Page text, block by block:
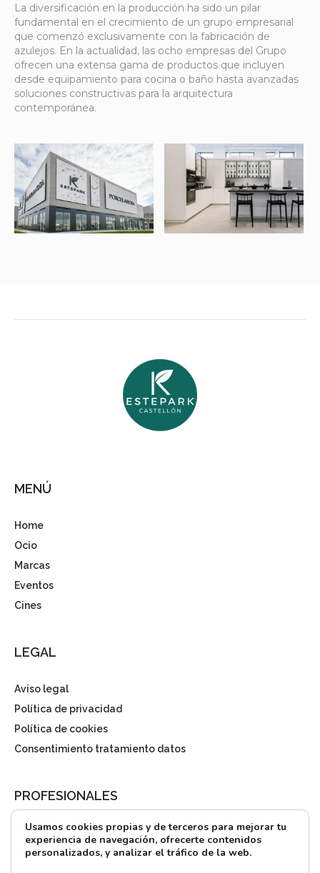
La diversificación en la producción ha sido un pilar
fundamental en el crecimiento de un grupo empresarial
que comenzó exclusivamente con la fabricación de
azulejos. En la actualidad, las ocho empresas del Grupo
ofrecen una extensa gama de productos que incluyen
desde equipamiento para cocina o baño hasta avanzadas
soluciones constructivas para la arquitectura
contemporánea.
MENÚ
Home
Ocio
Marcas
Eventos
Cines
LEGAL
Aviso legal
Política de privacidad
Política de cookies
Consentimiento tratamiento datos
PROFESIONALES
¿Quieres alquilar?
Prensa
Usamos cookies propias y de terceros para mejorar tu
experiencia de navegación, ofrecerte contenidos
personalizados, y analizar el tráfico de la web.